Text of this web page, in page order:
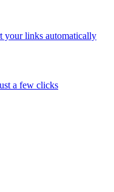
your links automatically
a few clicks